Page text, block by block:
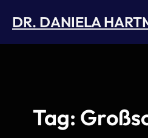
DR. DANIELA
Tag: